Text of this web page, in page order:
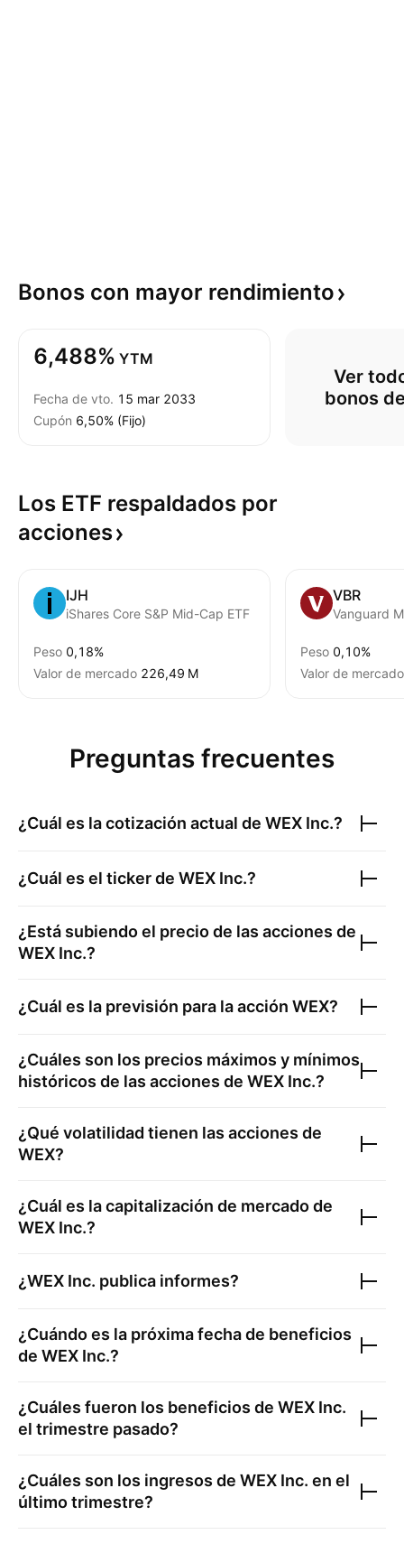
Bonos con mayor rendimiento
6,488% YTM
Fecha de vto. 15 mar 2033
Cupón 6,50% (Fijo)
Ver
bonos
Los ETF respaldados por
acciones
IJH
iShares Core S&P Mid-Cap ETF
Peso 0,18%
Valor de mercado ‪226,49 M‬
VBR
Peso 0,10%
Valor de mercado
Preguntas frecuentes
¿Cuál es la cotización actual de WEX Inc.?
¿Cuál es el ticker de WEX Inc.?
¿Está subiendo el precio de las acciones de
WEX Inc.?
¿Cuál es la previsión para la acción WEX?
¿Cuáles son los precios máximos y mínimos
históricos de las acciones de WEX Inc.?
¿Qué volatilidad tienen las acciones de
WEX?
¿Cuál es la capitalización de mercado de
WEX Inc.?
¿WEX Inc. publica informes?
¿Cuándo es la próxima fecha de beneficios
de WEX Inc.?
¿Cuáles fueron los beneficios de WEX Inc.
el trimestre pasado?
¿Cuáles son los ingresos de WEX Inc. en el
último trimestre?